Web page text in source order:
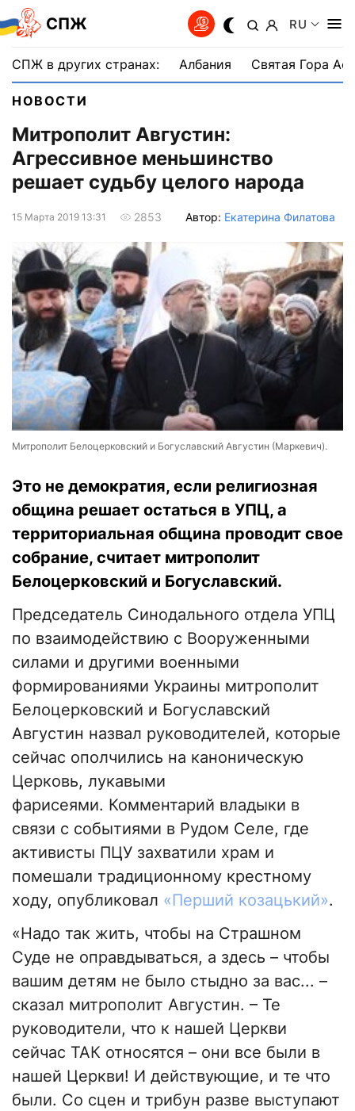
СПЖ RU
СПЖ в других странах: Албания Святая Гора
НОВОСТИ
Митрополит Августин:
Агрессивное меньшинство
решает судьбу целого народа
15 Марта 2019 13:31 2853 Автор: Екатерина Филатова
Митрополит Белоцерковский и Богуславский Августин (Маркевич).
Это не демократия, если религиозная
община решает остаться в УПЦ, а
территориальная община проводит свое
собрание, считает митрополит
Белоцерковский и Богуславский.
Председатель Синодального отдела УПЦ
по взаимодействию с Вооруженными
силами и другими военными
формированиями Украины митрополит
Белоцерковский и Богуславский
Августин назвал руководителей, которые
сейчас ополчились на каноническую
Церковь, лукавыми
фарисеями. Комментарий владыки в
связи с событиями в Рудом Селе, где
активисты ПЦУ захватили храм и
помешали традиционному крестному
ходу, опубликовал «Перший козацький».
«Надо так жить, чтобы на Страшном
Суде не оправдываться, а здесь – чтобы
вашим детям не было стыдно за вас... –
сказал митрополит Августин. – Те
руководители, что к нашей Церкви
сейчас ТАК относятся – они все были в
нашей Церкви! И действующие, и те что
были. Со сцен и трибун разве выступают